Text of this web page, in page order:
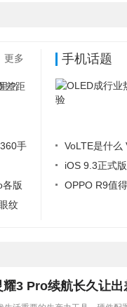
更多
差距
手
各版
纹
手机话题
VoLTE是什么
iOS 9.3正式
OPPO R9值
3 Pro续航长久让出